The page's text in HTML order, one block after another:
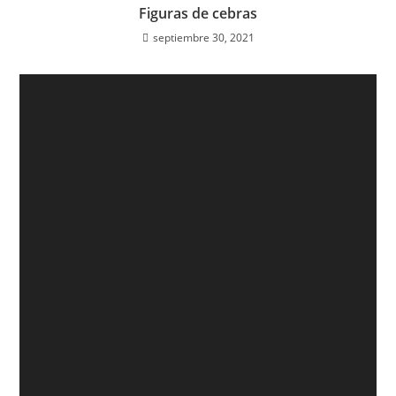
Figuras de cebras
septiembre 30, 2021